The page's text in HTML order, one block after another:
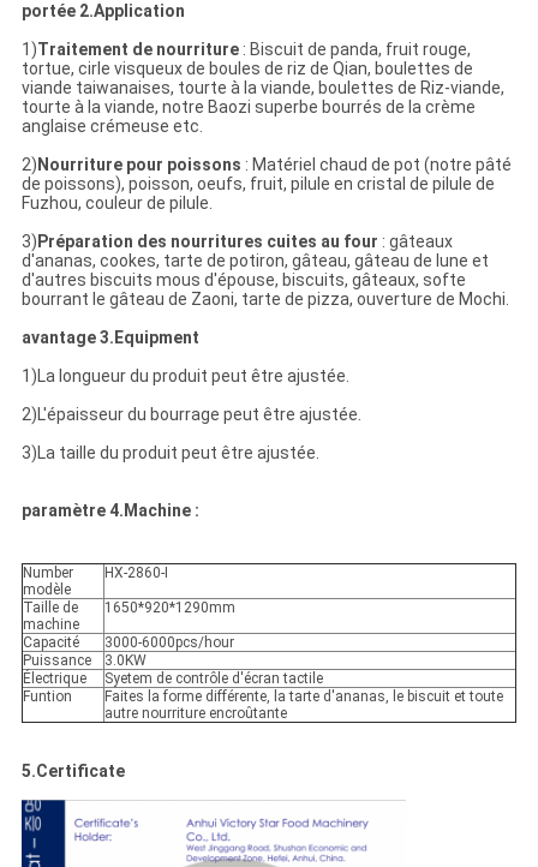
portée 2.Application
1)Traitement de nourriture: Biscuit de panda, fruit rouge,
tortue, cirle visqueux de boules de riz de Qian, boulettes de
viande taiwanaises, tourte à la viande, boulettes de Riz-viande,
tourte à la viande, notre Baozi superbe bourrés de la crème
anglaise crémeuse etc.
2) Nourriture pour poissons : Matériel chaud de pot (notre pâté
de poissons), poisson, oeufs, fruit, pilule en cristal de pilule de
Fuzhou, couleur de pilule.
3) Préparation des nourritures cuites au four : gâteaux
d'ananas, cookes, tarte de potiron, gâteau, gâteau de lune et
d'autres biscuits mous d'épouse, biscuits, gâteaux, softe
bourrant le gâteau de Zaoni, tarte de pizza, ouverture de Mochi.
avantage 3.Equipment
1)La longueur du produit peut être ajustée.
2)L'épaisseur du bourrage peut être ajustée.
3)La taille du produit peut être ajustée.
paramètre4.Machine :
Number
modèle
HX-2860-I
Taille de
machine
1650*920*1290mm
Capacité
3000-6000pcs/hour
Puissance
3.0KW
Électrique
Syetem de contrôle d'écran tactile
Funtion
Faites la forme différente, la tarte d'ananas, le biscuit et toute
autre nourriture encroûtante
5.Certificate